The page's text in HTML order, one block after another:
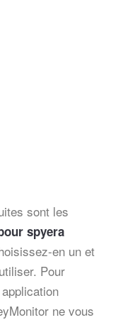
sont les
spyera
en un et
Pour
ne vous